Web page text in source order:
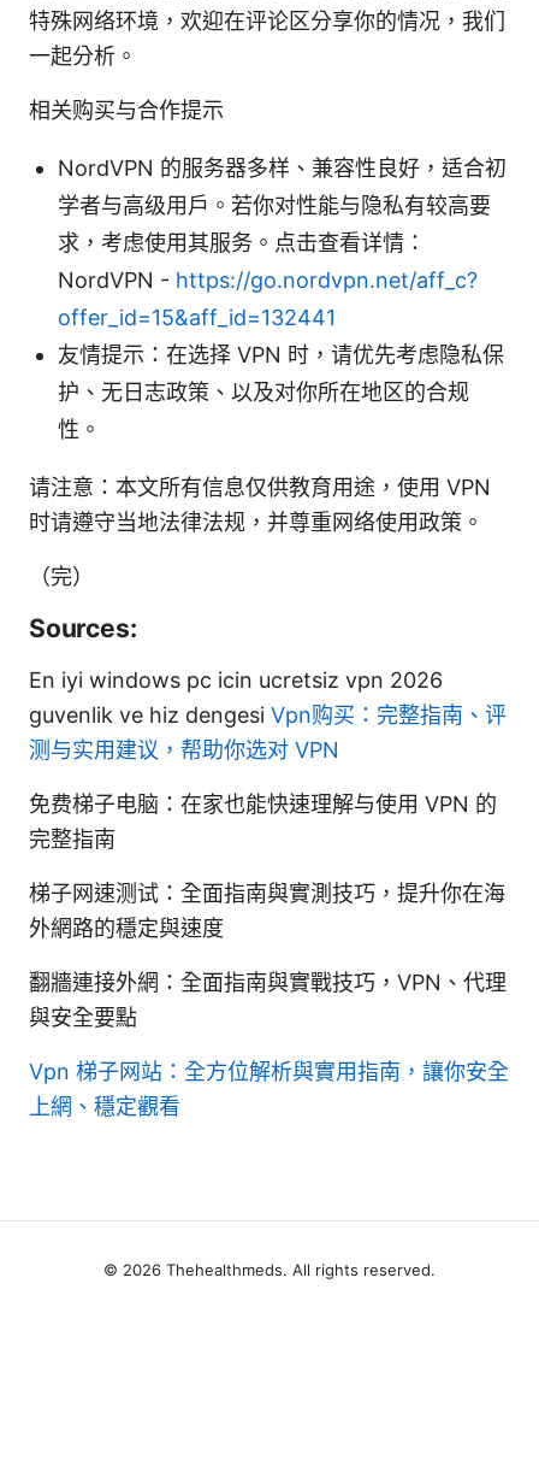
特殊网络环境，欢迎在评论区分享你的情况，我们
一起分析。
相关购买与合作提示
NordVPN 的服务器多样、兼容性良好，适合初
学者与高级用户。若你对性能与隐私有较高要
求，考虑使用其服务。点击查看详情：
NordVPN - https://go.nordvpn.net/aff_c?
offer_id=15&aff_id=132441
友情提示：在选择 VPN 时，请优先考虑隐私保
护、无日志政策、以及对你所在地区的合规
性。
请注意：本文所有信息仅供教育用途，使用 VPN
时请遵守当地法律法规，并尊重网络使用政策。
（完）
Sources:
En iyi windows pc icin ucretsiz vpn 2026
guvenlik ve hiz dengesi Vpn购买：完整指南、评
测与实用建议，帮助你选对 VPN
免费梯子电脑：在家也能快速理解与使用 VPN 的
完整指南
梯子网速测试：全面指南與實測技巧，提升你在海
外網路的穩定與速度
翻牆連接外網：全面指南與實戰技巧，VPN、代理
與安全要點
Vpn 梯子网站：全方位解析與實用指南，讓你安全
上網、穩定觀看
© 2026 Thehealthmeds. All rights reserved.